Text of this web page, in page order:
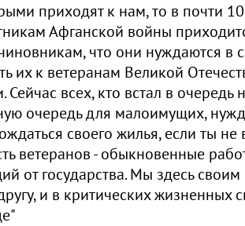
приходят к нам, то в почти
Афганской войны
что они нуждаются в
их к ветеранам Великой
всех, кто встал в очередь
очередь для малоимущих,
своего жилья, если ты не
ветеранов - обыкновенные
от государства. Мы здесь
и в критических жизненных